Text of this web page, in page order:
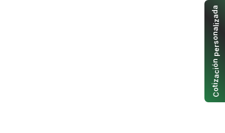
C
o
t
i
z
a
c
i
ó
n
p
e
r
s
o
n
a
l
i
z
a
d
a